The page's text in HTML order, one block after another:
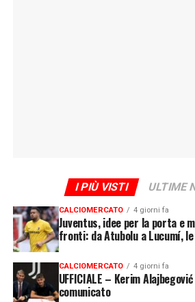
I PIÙ VISTI ULTIME
CALCIOMERCATO 4 giorni fa
Juventus, idee per la porta e
fronti: da Atubolu a Lucumí,
CALCIOMERCATO 4 giorni fa
UFFICIALE – Kerim
comunicato